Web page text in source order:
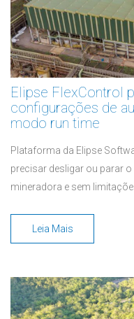
Elipse FlexControl
configurações de
modo run time
Plataforma da Elipse
precisar desligar ou parar
mineradora e sem
Leia Mais